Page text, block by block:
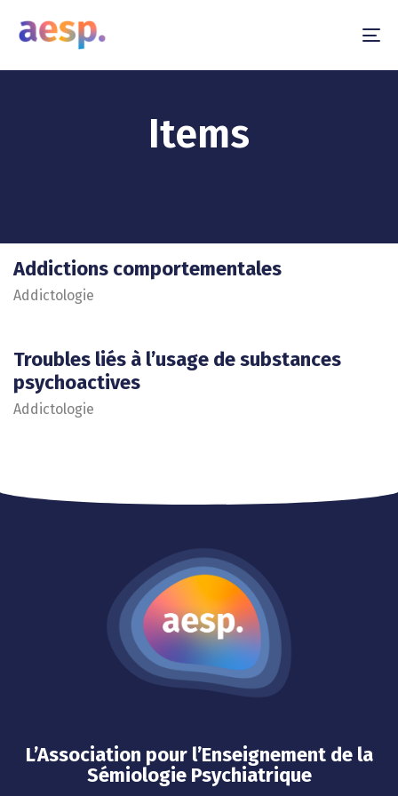
Items
Addictions comportementales
Addictologie
Troubles liés à l’usage de substances
psychoactives
Addictologie
L’Association pour l’Enseignement de la
Sémiologie Psychiatrique